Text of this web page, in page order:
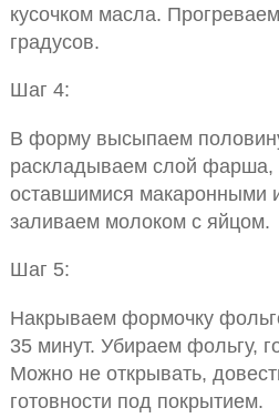
кусочком масла.
градусов.
Шаг 4:
В форму высыпаем
раскладываем слой фарша,
оставшимися макаронными
заливаем молоком с яйцом.
Шаг 5:
Накрываем формочку
35 минут. Убираем фольгу,
Можно не открывать,
готовности под покрытием.